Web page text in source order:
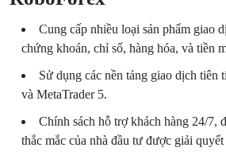
Cung cấp nhiều loại sản phẩm giao
chứng khoán, chỉ số, hàng hóa, và tiền
Sử dụng các nền tảng giao dịch tiên
và MetaTrader 5.
Chính sách hỗ trợ khách hàng 24/7,
thắc mắc của nhà đầu tư được giải